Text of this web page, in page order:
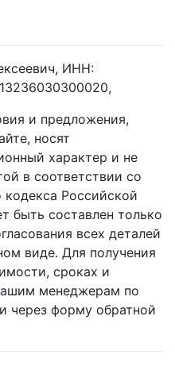
ИНН:
и предложения,
носят
характер и не
в соответствии со
кодекса Российской
быть составлен только
всех деталей
виде. Для получения
сроках и
менеджерам по
через форму обратной